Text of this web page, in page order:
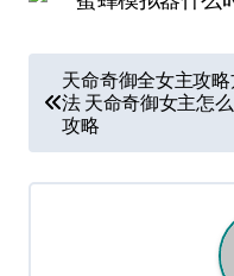
章
导
航
天命奇御全女主攻
法 天命奇御女主怎么
攻略